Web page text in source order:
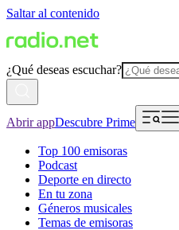
Saltar al contenido
¿Qué deseas escuchar?
Abrir appDescubre Prime
Top 100 emisoras
Podcast
Deporte en directo
En tu zona
Géneros musicales
Temas de emisoras